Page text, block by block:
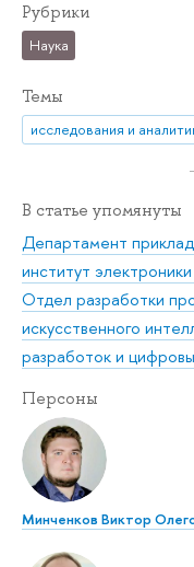
Рубрики
Наука
Темы
исследования и
В статье упомянуты
Департамент
институт
Отдел разработки
искусственного
разработок и
Персоны
Минченков Виктор